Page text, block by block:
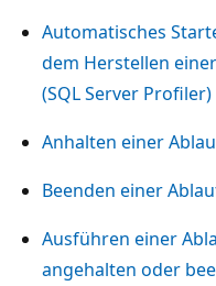
Automatisches
dem Herstellen
(SQL Server Profiler)
Anhalten einer
Beenden einer
Ausführen einer
angehalten oder